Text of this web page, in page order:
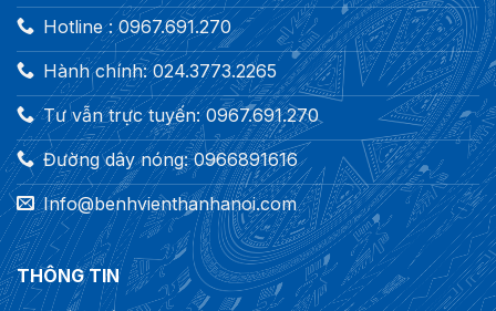
Hotline : 0967.691.270
Hành chính: 024.3773.2265
Tư vẫn trực tuyến: 0967.691.270
Đường dây nóng: 0966891616
Info@benhvienthanhanoi.com
THÔNG TIN